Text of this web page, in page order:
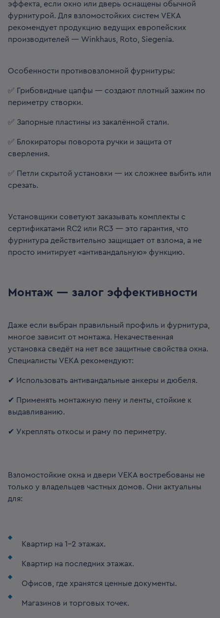
эффекта, если окно или дверь оснащены обычной
фурнитурой. Для взломостойких систем VEKA
рекомендует продукцию ведущих европейских
производителей — Winkhaus, Roto, Siegenia.
Особенности противовзломной фурнитуры:
✅ Грибовидные цапфы — создают плотный зажим по
периметру створки.
✅ Запорные пластины из закалённой стали.
✅ Блокираторы поворота ручки и защита от
сверления.
✅ Петли скрытой установки — их сложнее выбить или
срезать.
Установщики советуют заказывать комплекты с
сертификатами RC2 или RC3 — это гарантия, что
фурнитура действительно защищает от взлома, а не
просто имитирует «антивандальную» функцию.
Монтаж — залог эффективности
Даже если выбран правильный профиль и фурнитура,
многое зависит от монтажа. Некачественная
установка сведёт на нет все защитные свойства окна.
Специалисты VEKA рекомендуют:
✔ Использовать антивандальные анкеры и дюбеля.
✔ Применять монтажную пену и ленты, стойкие к
выдавливанию.
✔ Укреплять откосы и раму по периметру.
Взломостойкие окна и двери VEKA востребованы не
только у владельцев частных домов. Они актуальны
для:
Квартир на 1–2 этажах.
Квартир на последних этажах.
Офисов, где хранятся ценные документы.
Магазинов и торговых точек.